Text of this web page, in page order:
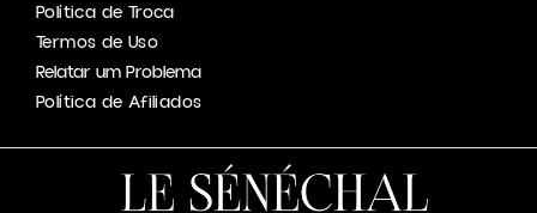
Política de Troca
Termos de Uso
Relatar um Problema
Política de Afiliados